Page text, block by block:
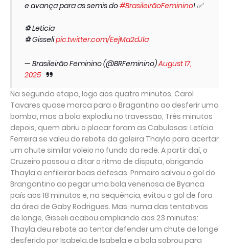
e avança para as semis do#BrasileirãoFeminino! ✅
⚽️ Leticia
⚽️ Gisselipic.twitter.com/EejMa2dJla
— Brasileirão Feminino (@BRFeminino)August 17,
2025
Na segunda etapa, logo aos quatro minutos, Carol
Tavares quase marca para o Bragantino ao desferir uma
bomba, mas a bola explodiu no travessão, Três minutos
depois, quem abriu o placar foram as Cabulosas: Letícia
Ferreira se valeu do rebote da goleira Thayla para acertar
um chute similar voleio no fundo da rede. A partir daí, o
Cruzeiro passou a ditar o ritmo de disputa, obrigando
Thayla a enfileirar boas defesas. Primeiro salvou o gol do
Brangantino ao pegar uma bola venenosa de Byanca
país aos 18 minutos e, na sequência, evitou o gol de fora
da área de Gaby Rodrigues. Mas, numa das tentativas
de longe, Gisseli acabou ampliando aos 23 minutos:
Thayla deu rebote ao tentar defender um chute de longe
desferido por Isabela.de Isabela e a bola sobrou para